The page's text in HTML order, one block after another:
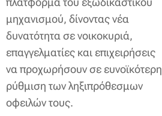
μηχανισμού, δίνοντας νέα
δυνατότητα σε νοικοκυριά,
επαγγελματίες και επιχειρήσεις
να προχωρήσουν σε ευνοϊκότερη
ρύθμιση των ληξιπρόθεσμων
οφειλών τους.